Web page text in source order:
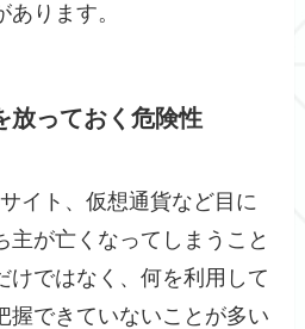
ります。
放っておく危険性
イト、仮想通貨など目に
主が亡くなってしまうこと
けではなく、何を利用して
握できていないことが多い